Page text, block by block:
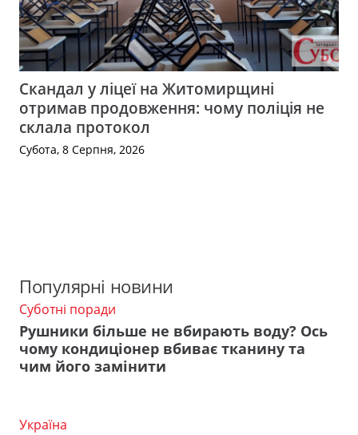
Скандал у ліцеї на Житомирщині
отримав продовження: чому поліція не
склала протокол
Субота, 8 Серпня, 2026
Популярні новини
Суботні поради
Рушники більше не вбирають воду? Ось
чому кондиціонер вбиває тканину та
чим його замінити
Україна